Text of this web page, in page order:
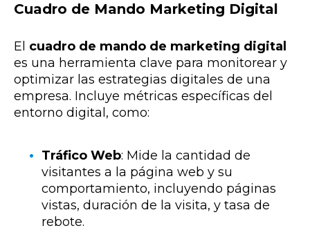
Cuadro de Mando Marketing Digital
El cuadro de mando de marketing digital
es una herramienta clave para monitorear y
optimizar las estrategias digitales de una
empresa. Incluye métricas específicas del
entorno digital, como:
Tráfico Web: Mide la cantidad de
visitantes a la página web y su
comportamiento, incluyendo páginas
vistas, duración de la visita, y tasa de
rebote.